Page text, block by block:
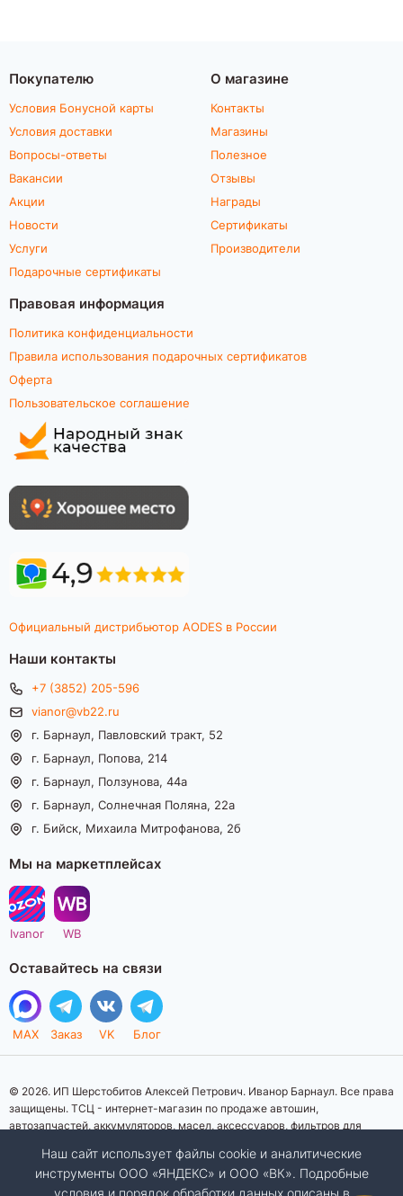
Покупателю
Условия Бонусной карты
Условия доставки
Вопросы-ответы
Вакансии
Акции
Новости
Услуги
Подарочные сертификаты
О магазине
Контакты
Магазины
Полезное
Отзывы
Награды
Сертификаты
Производители
Правовая информация
Политика конфиденциальности
Правила использования подарочных сертификатов
Оферта
Пользовательское соглашение
Официальный дистрибьютор AODES в России
Наши контакты
+7 (3852) 205-596
vianor@vb22.ru
г. Барнаул, Павловский тракт, 52
г. Барнаул, Попова, 214
г. Барнаул, Ползунова, 44а
г. Барнаул, Солнечная Поляна, 22а
г. Бийск, Михаила Митрофанова, 2б
Мы на маркетплейсах
Ivanor WB
Оставайтесь на связи
MAX Заказ VK Блог
© 2026. ИП Шерстобитов Алексей Петрович. Иванор Барнаул. Все права
защищены. ТСЦ - интернет-магазин по продаже автошин,
автозапчастей, аккумуляторов, масел, аксессуаров, фильтров для
информационный характер. Представленная информация о товарах, их
стоимости, характеристик, фото, наличия на складе ни при каких
условиях не является публичной офертой, определяемой положениями
Наш сайт использует файлы cookie и аналитические
инструменты ООО «ЯНДЕКС» и ООО «ВК». Подробные